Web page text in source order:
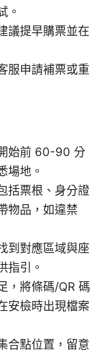
。
議提早購票並在
服申請補票或重
始前 60-90 分
場地。
括票根、身分證
物品，如違禁
到對應區域與座
指引。
，將條碼/QR 碼
安檢時出現檔案
合點位置，留意